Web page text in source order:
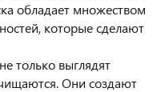
обладает множеством
которые сделают
только выглядят
Они создают